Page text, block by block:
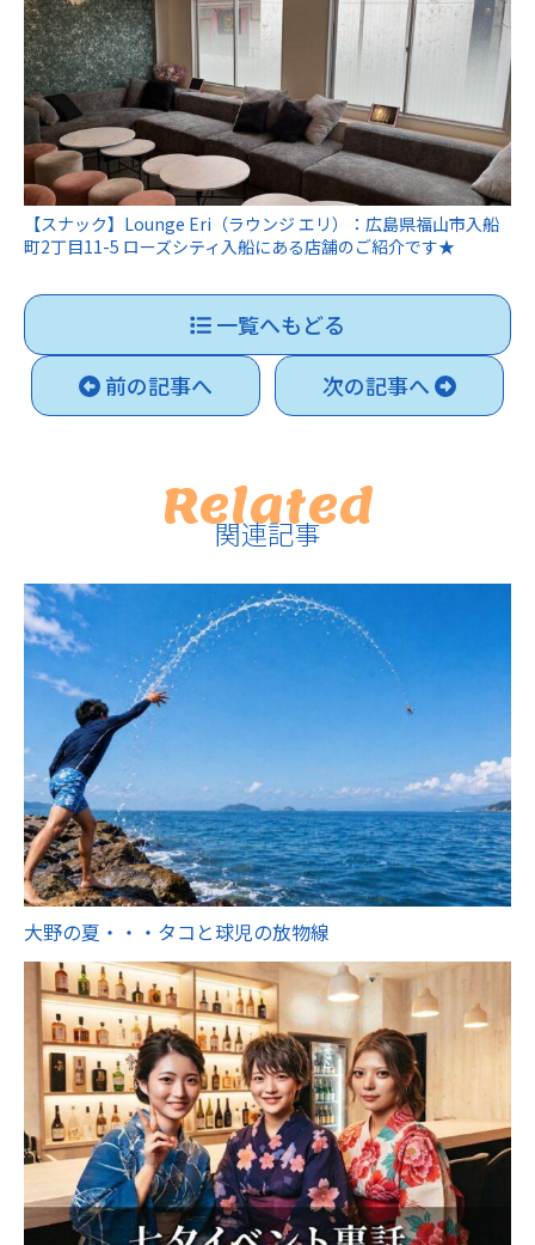
【スナック】Lounge Eri（ラウンジ エリ）：広島県福山市入船
町2丁目11-5 ローズシティ入船にある店舗のご紹介です★
一覧へもどる
前の記事へ
次の記事へ
Related
関連記事
大野の夏・・・タコと球児の放物線